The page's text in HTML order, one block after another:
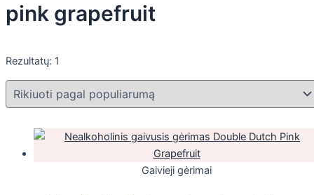
pink grapefruit
Rezultatų: 1
Gaivieji gėrimai